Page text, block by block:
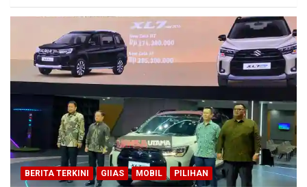
BERITA TERKINI GIIAS MOBIL PILIHAN